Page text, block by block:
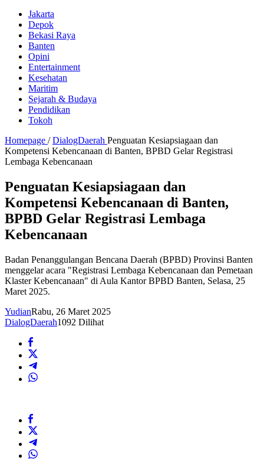
Jakarta
Depok
Bekasi Raya
Banten
Opini
Entertainment
Kesehatan
Maritim
Sejarah & Budaya
Pendidikan
Tokoh
Homepage / DialogDaerah Penguatan Kesiapsiagaan dan
Kompetensi Kebencanaan di Banten, BPBD Gelar Registrasi
Lembaga Kebencanaan
Penguatan Kesiapsiagaan dan
Kompetensi Kebencanaan di Banten,
BPBD Gelar Registrasi Lembaga
Kebencanaan
Badan Penanggulangan Bencana Daerah (BPBD) Provinsi Banten
menggelar acara "Registrasi Lembaga Kebencanaan dan Pemetaan
Klaster Kebencanaan" di Aula Kantor BPBD Banten, Selasa, 25
Maret 2025.
YudianRabu, 26 Maret 2025
DialogDaerah1092 Dilihat